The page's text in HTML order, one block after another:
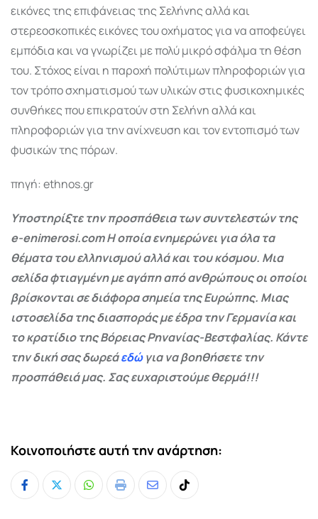
εικόνες της επιφάνειας της Σελήνης αλλά και
στερεοσκοπικές εικόνες του οχήµατος για να αποφεύγει
εµπόδια και να γνωρίζει µε πολύ µικρό σφάλµα τη θέση
του. Στόχος είναι η παροχή πολύτιµων πληροφοριών για
τον τρόπο σχηµατισµού των υλικών στις φυσικοχηµικές
συνθήκες που επικρατούν στη Σελήνη αλλά και
πληροφοριών για την ανίχνευση και τον εντοπισµό των
φυσικών της πόρων.
πηγή: ethnos.gr
Υποστηρίξτε την προσπάθεια των συντελεστών της
e-enimerosi.com Η οποία ενημερώνει για όλα τα
θέματα του ελληνισμού αλλά και του κόσμου. Μια
σελίδα φτιαγμένη με αγάπη από ανθρώπους οι οποίοι
βρίσκονται σε διάφορα σημεία της Ευρώπης. Μιας
ιστοσελίδα της διασποράς με έδρα την Γερμανία και
το κρατίδιο της Βόρειας Ρηνανίας-Βεστφαλίας. Κάντε
την δική σας δωρεάεδώγια να βοηθήσετε την
προσπάθειά μας. Σας ευχαριστούμε θερμά!!!
Κοινοποιήστε αυτή την ανάρτηση:
Whatsapp
Print
ShareTiktok